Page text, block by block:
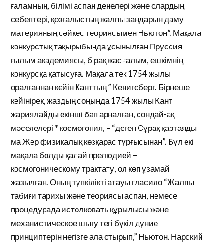
ғаламның, білімі аспан денелері және олардың
себептері, қозғалыстың жалпы заңдарын даму
материяның сәйкес теориясымен Ньютон”. Мақала
конкурстық тақырыбында ұсынылған Пруссия
ғылым академиясы, бірақ жас ғалым, ешкімнің
конкурсқа қатысуға. Мақала тек 1754 жылы
оралғаннан кейін Канттың ” Кенигсберг. Бірнеше
кейінірек, жаздың соңында 1754 жылы Кант
жариялайды екінші бап арналған, сондай-ақ
мәселелері * космогония, – “деген Сұрақ қартаяды
ма Жер физикалық көзқарас тұрғысынан”. Бұл екі
мақала болды қалай прелюдией –
космогоническому трактату, ол көп ұзамай
жазылған. Оның түпкілікті атауы гласило “Жалпы
табиғи тарихы және теориясы аспан, немесе
процедурада истолковать құрылысы және
механистическое шығу тегі бүкіл дүние
принциптерін негізге ала отырып,” Ньютон. Нарский